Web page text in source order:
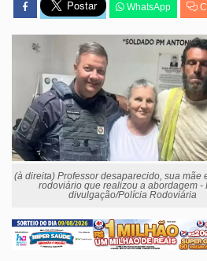
WhatsApp
(à direita) Professor desaparecido, sua mãe
rodoviário que realizou a abordagem -
divulgação/Polícia Rodoviária